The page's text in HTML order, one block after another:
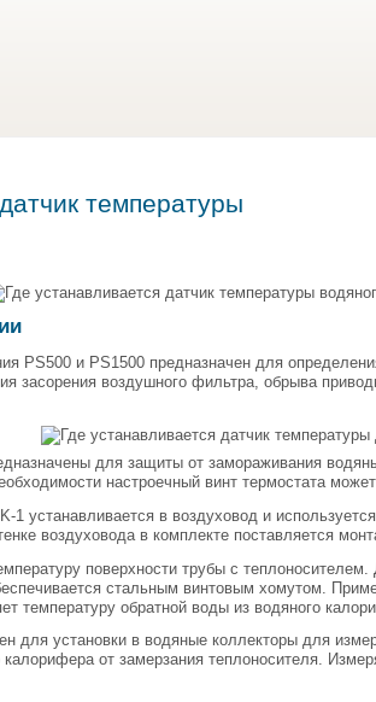
температуры
PS500 и PS1500 предназначен для
засорения воздушного фильтра, обрыва
для защиты от замораживания
настроечный винт термостата
1 устанавливается в воздуховод и
воздуховода в комплекте поставляется
поверхности трубы с
стальным винтовым хомутом.
температуру обратной воды из водяного
для установки в водяные коллекторы для
от замерзания теплоносителя.